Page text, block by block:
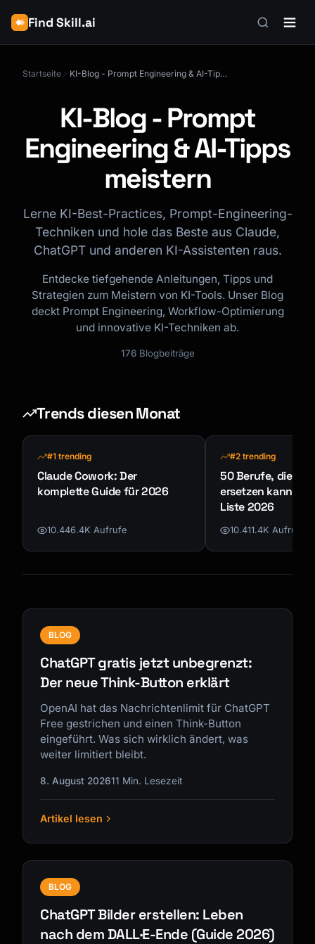
Find Skill.ai
Startseite KI-Blog - Prompt Engineering & AI-Tipps meistern
KI-Blog - Prompt
Engineering & AI-Tipps
meistern
Lerne KI-Best-Practices, Prompt-Engineering-
Techniken und hole das Beste aus Claude,
ChatGPT und anderen KI-Assistenten raus.
Entdecke tiefgehende Anleitungen, Tipps und
Strategien zum Meistern von KI-Tools. Unser Blog
deckt Prompt Engineering, Workflow-Optimierung
und innovative KI-Techniken ab.
176Blogbeiträge
Trends diesen Monat
#1 trending
Claude Cowork: Der
komplette Guide für 2026
10.446.4K Aufrufe
#2 trending
50 Berufe, die KI
ersetzen kann -
Liste 2026
10.411.4K Aufrufe
BLOG
ChatGPT gratis jetzt unbegrenzt:
Der neue Think-Button erklärt
OpenAI hat das Nachrichtenlimit für ChatGPT
Free gestrichen und einen Think-Button
eingeführt. Was sich wirklich ändert, was
weiter limitiert bleibt.
8. August 202611 Min. Lesezeit
Artikel lesen
BLOG
ChatGPT Bilder erstellen: Leben
nach dem DALL·E-Ende (Guide 2026)